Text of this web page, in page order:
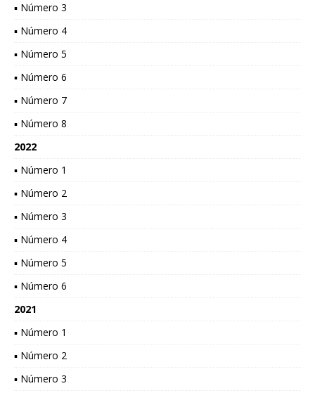
▪ Número 3
▪ Número 4
▪ Número 5
▪ Número 6
▪ Número 7
▪ Número 8
2022
▪ Número 1
▪ Número 2
▪ Número 3
▪ Número 4
▪ Número 5
▪ Número 6
2021
▪ Número 1
▪ Número 2
▪ Número 3